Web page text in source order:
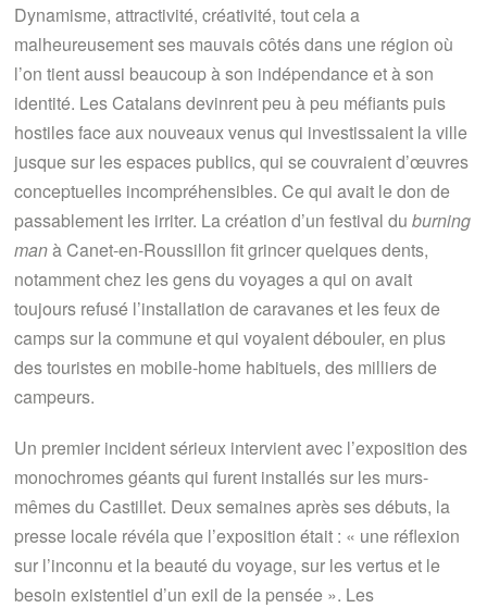
Dynamisme, attractivité, créativité, tout cela a
malheureusement ses mauvais côtés dans une région où
l’on tient aussi beaucoup à son indépendance et à son
identité. Les Catalans devinrent peu à peu méfiants puis
hostiles face aux nouveaux venus qui investissaient la ville
jusque sur les espaces publics, qui se couvraient d’œuvres
conceptuelles incompréhensibles. Ce qui avait le don de
passablement les irriter. La création d’un festival duburning
manà Canet-en-Roussillon fit grincer quelques dents,
notamment chez les gens du voyages a qui on avait
toujours refusé l’installation de caravanes et les feux de
camps sur la commune et qui voyaient débouler, en plus
des touristes en mobile-home habituels, des milliers de
campeurs.
Un premier incident sérieux intervient avec l’exposition des
monochromes géants qui furent installés sur les murs-
mêmes du Castillet. Deux semaines après ses débuts, la
presse locale révéla que l’exposition était : « une réflexion
sur l’inconnu et la beauté du voyage, sur les vertus et le
besoin existentiel d’un exil de la pensée ». Les